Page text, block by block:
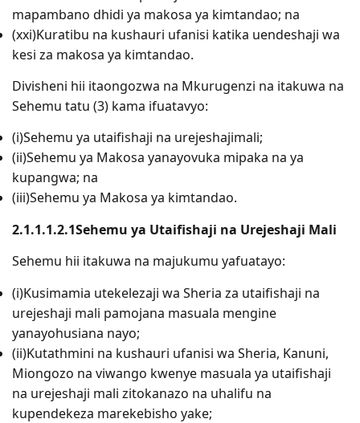
mapambano dhidi ya makosa ya kimtandao; na
(xxi)Kuratibu na kushauri ufanisi katika uendeshaji wa
kesi za makosa ya kimtandao.
Divisheni hii itaongozwa na Mkurugenzi na itakuwa na
Sehemu tatu (3) kama ifuatavyo:
(i)Sehemu ya utaifishaji na urejeshajimali;
(ii)Sehemu ya Makosa yanayovuka mipaka na ya
kupangwa; na
(iii)Sehemu ya Makosa ya kimtandao.
2.1.1.1.2.1Sehemu ya Utaifishaji na Urejeshaji Mali
Sehemu hii itakuwa na majukumu yafuatayo:
(i)Kusimamia utekelezaji wa Sheria za utaifishaji na
urejeshaji mali pamojana masuala mengine
yanayohusiana nayo;
(ii)Kutathmini na kushauri ufanisi wa Sheria, Kanuni,
Miongozo na viwango kwenye masuala ya utaifishaji
na urejeshaji mali zitokanazo na uhalifu na
kupendekeza marekebisho yake;